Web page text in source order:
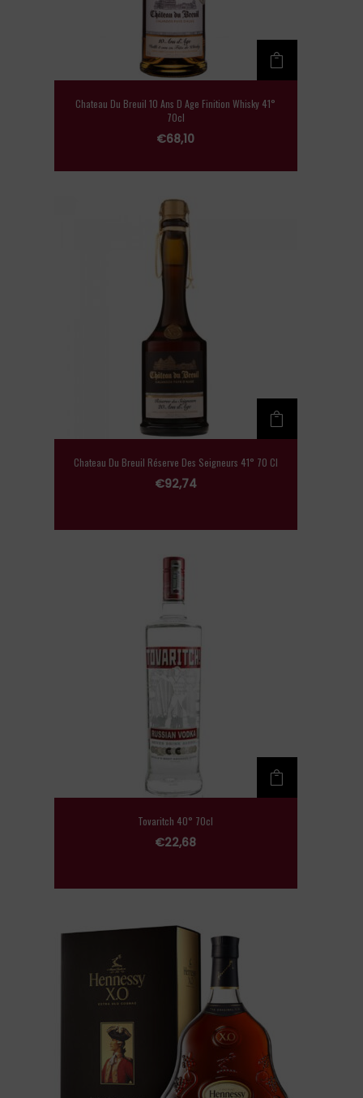
Chateau Du Breuil 10 Ans D Age Finition Whisky 41°
70cl
€68,10
Chateau Du Breuil Réserve Des Seigneurs 41° 70 Cl
€92,74
Tovaritch 40° 70cl
€22,68